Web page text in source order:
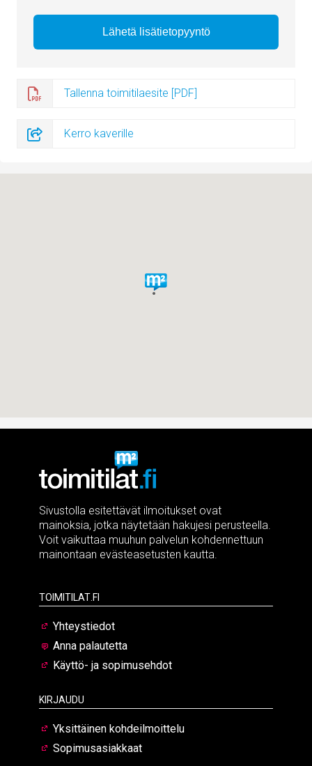
Tallenna toimitilaesite [PDF]
Kerro kaverille
Sivustolla esitettävät ilmoitukset ovat
mainoksia, jotka näytetään hakujesi perusteella.
Voit vaikuttaa muuhun palvelun kohdennettuun
mainontaan evästeasetusten kautta.
Toimitilat.fi
Yhteystiedot
Anna palautetta
Käyttö- ja sopimusehdot
Kirjaudu
Yksittäinen kohdeilmoittelu
Sopimusasiakkaat